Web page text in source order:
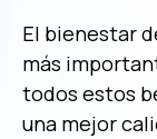
El bienestar
más
todos estos
una mejor